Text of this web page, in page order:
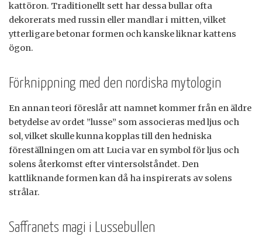
kattöron. Traditionellt sett har dessa bullar ofta
dekorerats med russin eller mandlar i mitten, vilket
ytterligare betonar formen och kanske liknar kattens
ögon.
Förknippning med den nordiska mytologin
En annan teori föreslår att namnet kommer från en äldre
betydelse av ordet ”lusse” som associeras med ljus och
sol, vilket skulle kunna kopplas till den hedniska
föreställningen om att Lucia var en symbol för ljus och
solens återkomst efter vintersolståndet. Den
kattliknande formen kan då ha inspirerats av solens
strålar.
Saffranets magi i Lussebullen